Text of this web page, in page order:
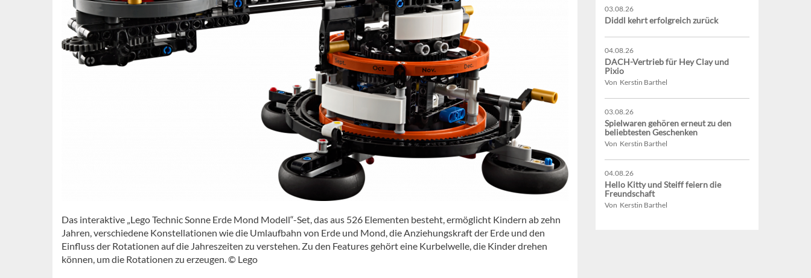
Das interaktive „Lego Technic Sonne Erde Mond Modell“-Set, das aus 526 Elementen besteht, ermöglicht Kindern ab zehn
Jahren, verschiedene Konstellationen wie die Umlaufbahn von Erde und Mond, die Anziehungskraft der Erde und den
Einfluss der Rotationen auf die Jahreszeiten zu verstehen. Zu den Features gehört eine Kurbelwelle, die Kinder drehen
können, um die Rotationen zu erzeugen. © Lego
03.08.26
Diddl kehrt erfolgreich zurück
04.08.26
DACH-Vertrieb für Hey Clay und
Pixio
Von Kerstin Barthel
03.08.26
Spielwaren gehören erneut zu den
beliebtesten Geschenken
Von Kerstin Barthel
04.08.26
Hello Kitty und Steiff feiern die
Freundschaft
Von Kerstin Barthel